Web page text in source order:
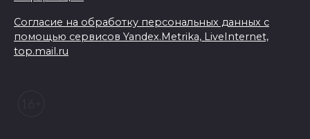
Согласие на обработку персональных данных с
помощью сервисов Yandex.Metrika, LiveInternet,
top.mail.ru